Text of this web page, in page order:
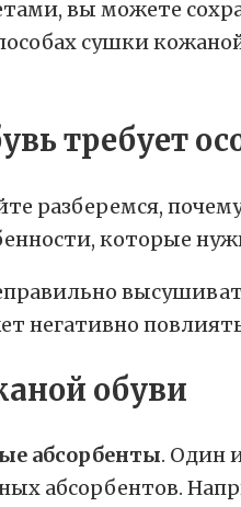
вы можете
сушки
требует
разберемся,
которые
негативно
обуви
абсорбенты. Один
абсорбентов.